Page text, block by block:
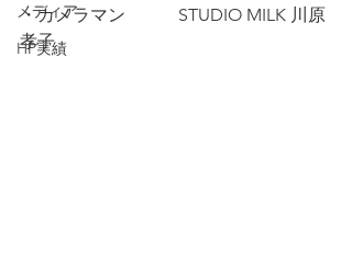
メディア
HP実績
・カメラマン 　　   STUDIO MILK 川原
孝子